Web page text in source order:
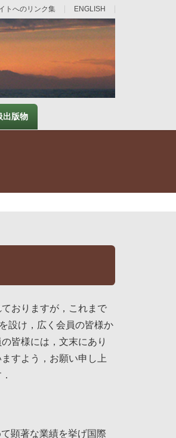
トへのリンク集 ENGLISH
出版物
おりますが，これまで
設け，広く会員の皆様か
皆様には，文末にあり
すよう，お願い申し上
顕著な業績を挙げ国際